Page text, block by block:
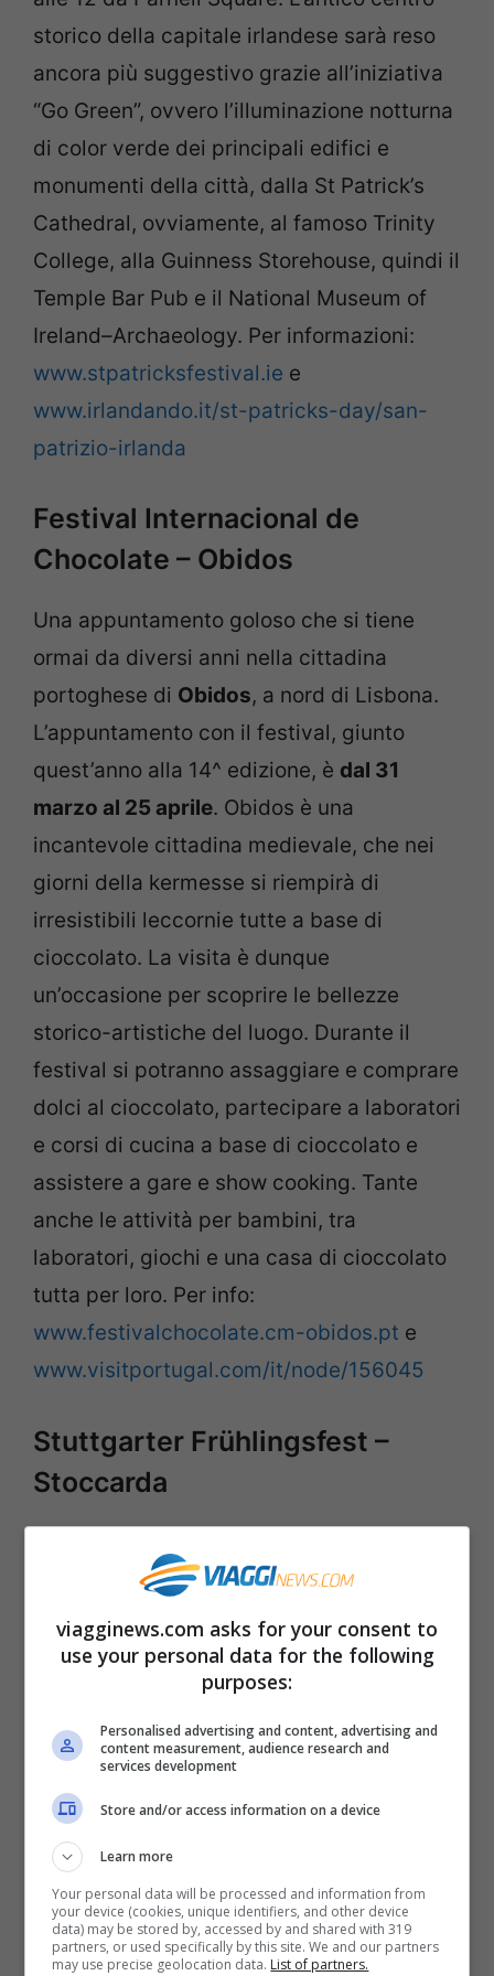
storico della capitale irlandese sarà reso
ancora più suggestivo grazie all’iniziativa
“Go Green”, ovvero l’illuminazione notturna
di color verde dei principali edifici e
monumenti della città, dalla St Patrick’s
Cathedral, ovviamente, al famoso Trinity
College, alla Guinness Storehouse, quindi il
Temple Bar Pub e il National Museum of
Ireland–Archaeology. Per informazioni:
www.stpatricksfestival.ie e
www.irlandando.it/st-patricks-day/san-
patrizio-irlanda
Festival Internacional de
Chocolate – Obidos
Una appuntamento goloso che si tiene
ormai da diversi anni nella cittadina
portoghese di Obidos, a nord di Lisbona.
L’appuntamento con il festival, giunto
quest’anno alla 14^ edizione, è dal 31
marzo al 25 aprile. Obidos è una
incantevole cittadina medievale, che nei
giorni della kermesse si riempirà di
irresistibili leccornie tutte a base di
cioccolato. La visita è dunque
un’occasione per scoprire le bellezze
storico-artistiche del luogo. Durante il
festival si potranno assaggiare e comprare
dolci al cioccolato, partecipare a laboratori
e corsi di cucina a base di cioccolato e
assistere a gare e show cooking. Tante
anche le attività per bambini, tra
laboratori, giochi e una casa di cioccolato
tutta per loro. Per info:
www.festivalchocolate.cm-obidos.pt e
www.visitportugal.com/it/node/156045
Stuttgarter Frühlingsfest –
Stoccarda
la birra e stare in compagnia a fare
baldoria. Infatti non c’è solo l’Oktoberfest,
la Festa della Birra d’autunno più famosa al
mondo. In primavera c’è un’altra festa dove
si beve sempre tanta birra, aStoccarda, la
Stuttgarter Frühlingsfest, una delle più
famose Feste di Primavera di tutta la
Germania e in qualche modo “gemella”
della Cannstatter-Volksfest, che invece è
la festa della birra d’autunno sempre a
Stoccarda. L’importante è che si beva
viagginews.com asks for your consent to
use your personal data for the following
purposes:
Personalised advertising and content, advertising and
content measurement, audience research and
services development
Store and/or access information on a device
Learn more
Your personal data will be processed and information from
your device (cookies, unique identifiers, and other device
data) may be stored by, accessed by and shared with 319
partners, or used specifically by this site. We and our partners
may use precise geolocation data. List of partners.